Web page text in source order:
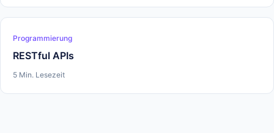
Programmierung
RESTful APIs
5 Min. Lesezeit